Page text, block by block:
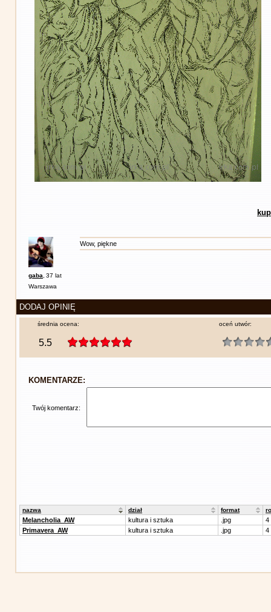
gaba 37 lat
Warszawa
Wow, piękne
DODAJ OPINIĘ
średnia ocena:
5.5
oceń utwór:
KOMENTARZE:
Twój komentarz:
nazwa dział format
Melancholia_AW kultura i sztuka .jpg
4
Primavera_AW
kultura i sztuka .jpg 4